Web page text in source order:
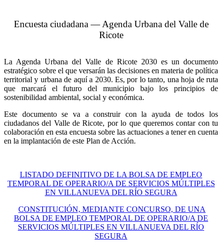
Encuesta ciudadana — Agenda Urbana del Valle de
Ricote
La Agenda Urbana del Valle de Ricote 2030 es un documento
estratégico sobre el que versarán las decisiones en materia de política
territorial y urbana de aquí a 2030. Es, por lo tanto, una hoja de ruta
que marcará el futuro del municipio bajo los principios de
sostenibilidad ambiental, social y económica.
Este documento se va a construir con la ayuda de todos los
ciudadanos del Valle de Ricote, por lo que queremos contar con tu
colaboración en esta encuesta sobre las actuaciones a tener en cuenta
en la implantación de este Plan de Acción.
LISTADO DEFINITIVO DE LA BOLSA DE EMPLEO
TEMPORAL DE OPERARIO/A DE SERVICIOS MÚLTIPLES
EN VILLANUEVA DEL RÍO SEGURA
CONSTITUCIÓN, MEDIANTE CONCURSO, DE UNA
BOLSA DE EMPLEO TEMPORAL DE OPERARIO/A DE
SERVICIOS MÚLTIPLES EN VILLANUEVA DEL RÍO
SEGURA